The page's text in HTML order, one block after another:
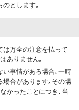
のとします｡
は万全の注意を払って
ありません｡
い事情がある場合､一時
場合があります｡その場
かったことにつき､当